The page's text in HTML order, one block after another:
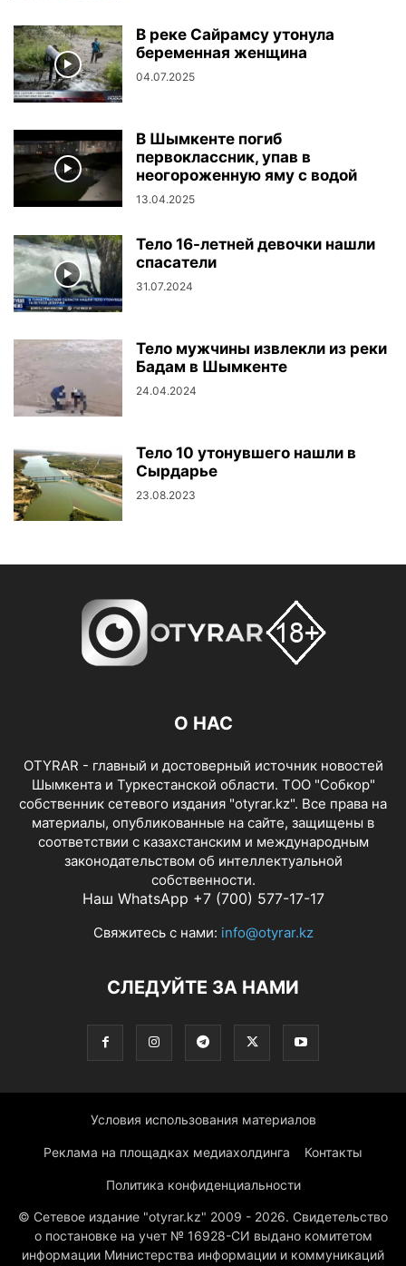
В реке Сайрамсу утонула
беременная женщина
04.07.2025
В Шымкенте погиб
первоклассник, упав в
неогороженную яму с водой
13.04.2025
Тело 16-летней девочки нашли
спасатели
31.07.2024
Тело мужчины извлекли из реки
Бадам в Шымкенте
24.04.2024
Тело 10 утонувшего нашли в
Сырдарье
23.08.2023
О НАС
OTYRAR - главный и достоверный источник новостей
Шымкента и Туркестанской области. ТОО "Собкор"
собственник сетевого издания "otyrar.kz". Все права на
материалы, опубликованные на сайте, защищены в
соответствии с казахстанским и международным
законодательством об интеллектуальной
собственности.
Наш WhatsApp +7 (700) 577-17-17
Свяжитесь с нами: info@otyrar.kz
СЛЕДУЙТЕ ЗА НАМИ
Условия использования материалов
Реклама на площадках медиахолдинга Контакты
Политика конфиденциальности
© Сетевое издание "otyrar.kz" 2009 - 2026. Свидетельство
о постановке на учет № 16928-СИ выдано комитетом
информации Министерства информации и коммуникаций